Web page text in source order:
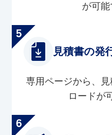
が可能
見積書の発
専用ページから、
ロードが